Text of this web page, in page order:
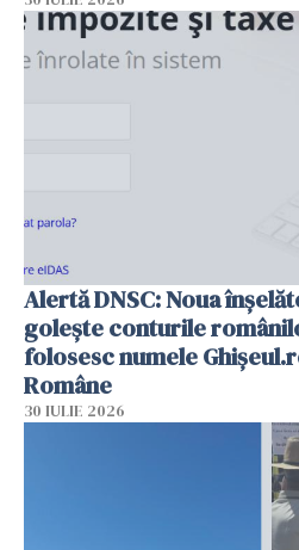
Alertă DNSC: Noua
golește conturile
folosesc numele
Române
30 IULIE 2026